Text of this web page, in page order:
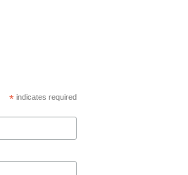
*indicates required